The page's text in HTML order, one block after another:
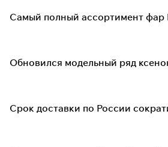
Самый полный ассортимент фар
Обновился модельный ряд
Срок доставки по России